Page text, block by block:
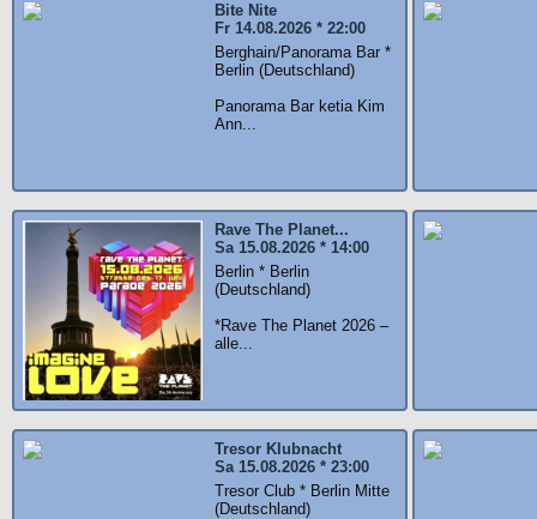
Bite Nite
Fr 14.08.2026 * 22:00
Berghain/Panorama Bar *
Berlin (Deutschland)
Panorama Bar ketia Kim
Ann...
Rave The Planet...
Sa 15.08.2026 * 14:00
Berlin * Berlin
(Deutschland)
*Rave The Planet 2026 –
alle...
Tresor Klubnacht
Sa 15.08.2026 * 23:00
Tresor Club * Berlin Mitte
(Deutschland)